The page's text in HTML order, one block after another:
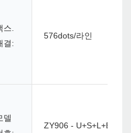
스.
결:
576dots/라인
델
ZY906 - U+S+L+B